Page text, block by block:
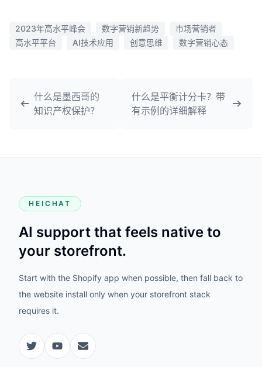
2023年高水平峰会 数字营销新趋势
市场营销者
高水平平台
AI技术应用 创意思维 数字营销心态
什么是墨西哥的
知识产权保护？
什么是平衡计分卡？带
有示例的详细解释
HEICHAT
AI support that feels native to
your storefront.
Start with the Shopify app when possible, then fall back to
the website install only when your storefront stack
requires it.